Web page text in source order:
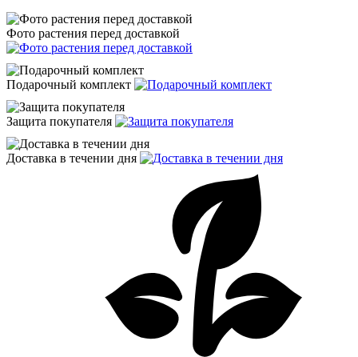
Фото растения перед доставкой
Подарочный комплект
Защита покупателя
Доставка в течении дня